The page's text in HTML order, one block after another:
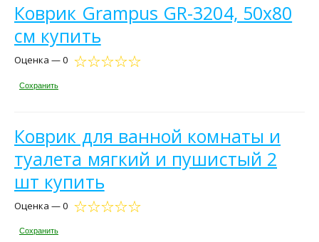
Коврик Grampus GR-3204, 50х80
см купить
Оценка — 0
Сохранить
Коврик для ванной комнаты и
туалета мягкий и пушистый 2
шт купить
Оценка — 0
Сохранить